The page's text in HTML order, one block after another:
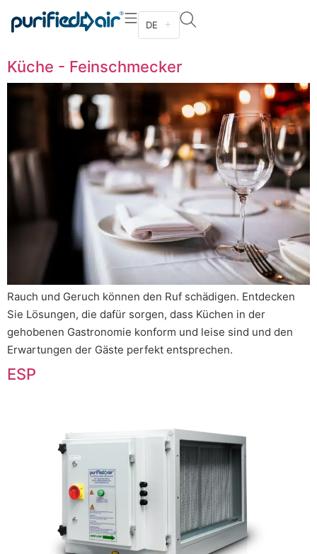
DE
Branche:Küche – Gehobene
Gastronomie
Küche - Feinschmecker
Rauch und Geruch können den Ruf schädigen. Entdecken
Sie Lösungen, die dafür sorgen, dass Küchen in der
gehobenen Gastronomie konform und leise sind und den
Erwartungen der Gäste perfekt entsprechen.
ESP